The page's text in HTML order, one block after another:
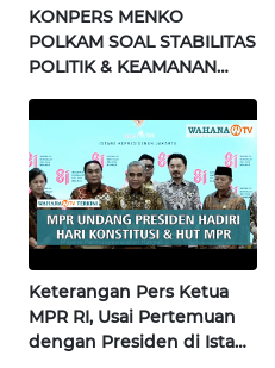
KONPERS MENKO
POLKAM SOAL STABILITAS
POLITIK & KEAMANAN
Terkini
Keterangan Pers Ketua
MPR RI, Usai Pertemuan
dengan Presiden di Istana
WN
JATIM
WN
BALI
WN
KALBAR
WN
KALTENG